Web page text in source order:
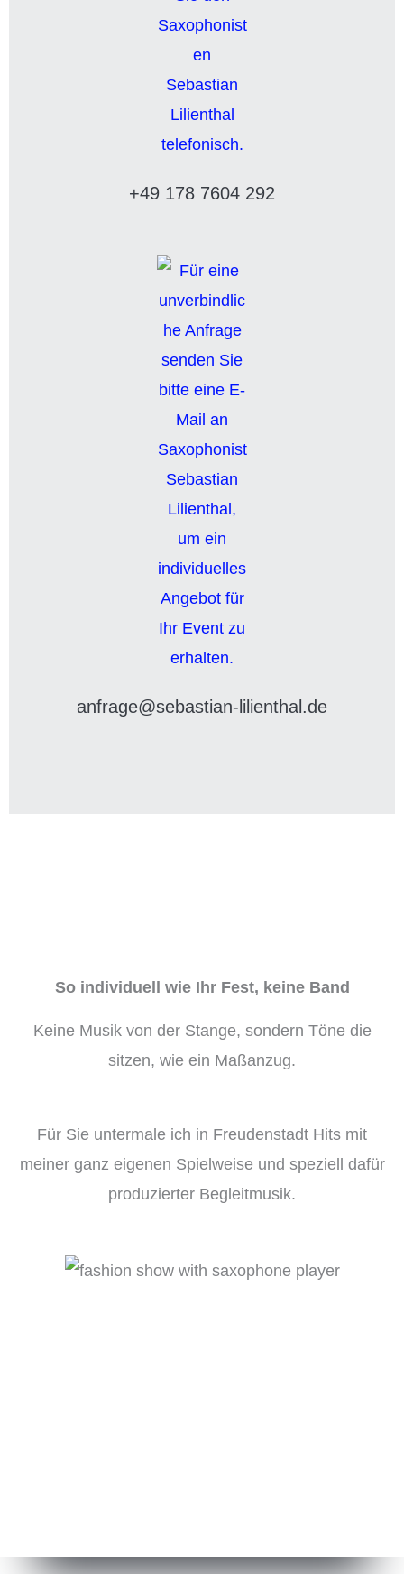
+49 178 7604 292
anfrage@sebastian-lilienthal.de
So individuell wie Ihr Fest, keine Band
Keine Musik von der Stange, sondern Töne die
sitzen, wie ein Maßanzug.
Für Sie untermale ich in Freudenstadt Hits mit
meiner ganz eigenen Spielweise und speziell dafür
produzierter Begleitmusik.